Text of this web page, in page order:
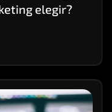
elegir?